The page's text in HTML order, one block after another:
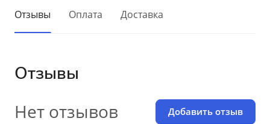
Отзывы Оплата Доставка
Отзывы
Нет отзывов Добавить отзыв